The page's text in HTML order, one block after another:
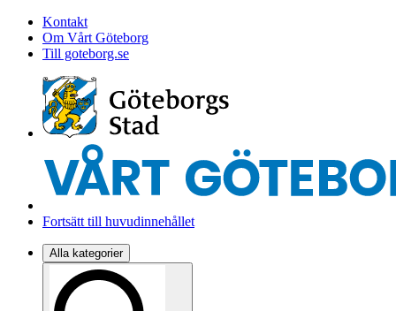
Kontakt
Om Vårt Göteborg
Till goteborg.se
Fortsätt till huvudinnehållet
Alla kategorier